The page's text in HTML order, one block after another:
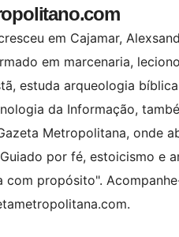
em Cajamar,
em marcenaria,
estuda arqueologia
da Informação,
Metropolitana, onde
por fé, estoicismo e
com propósito".